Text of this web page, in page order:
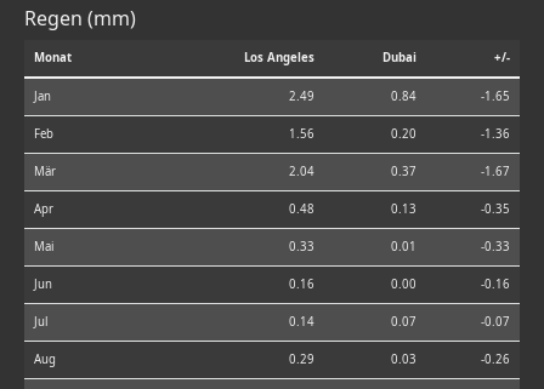
Regen (mm)
Monat Los Angeles Dubai +/-
Jan 2.49 0.84 -1.65
Feb 1.56 0.20 -1.36
Mär 2.04 0.37 -1.67
Apr 0.48 0.13 -0.35
Mai 0.33 0.01 -0.33
Jun 0.16 0.00 -0.16
Jul 0.14 0.07 -0.07
Aug 0.29 0.03 -0.26